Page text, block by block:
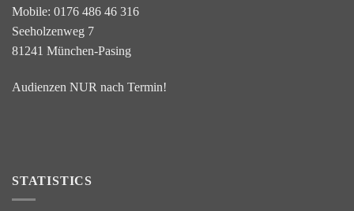
Mobile: 0176 486 46 316
Seeholzenweg 7
81241 München-Pasing
Audienzen NUR nach Termin!
STATISTICS